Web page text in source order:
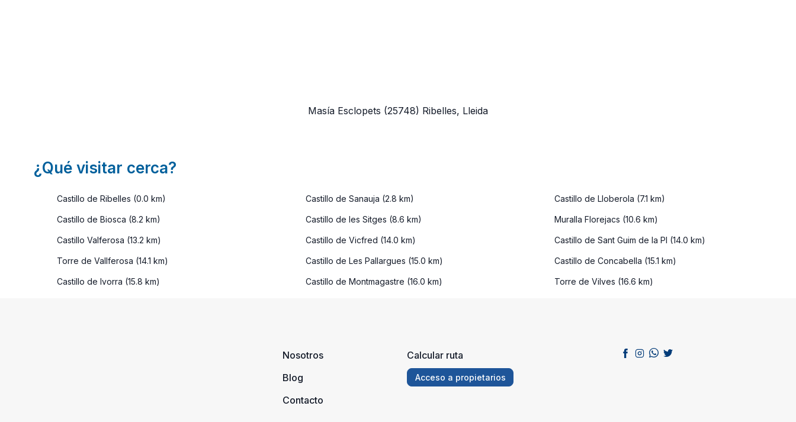
Masía Esclopets (25748) Ribelles, Lleida
¿Qué visitar cerca?
Castillo de Ribelles (0.0 km) Castillo de Sanauja (2.8 km) Castillo de Lloberola (7.1 km)
Castillo de Biosca (8.2 km) Castillo de les Sitges (8.6 km) Muralla Florejacs (10.6 km)
Castillo Valferosa (13.2 km) Castillo de Vicfred (14.0 km) Castillo de Sant Guim de la Pl (14.0 km)
Torre de Vallferosa (14.1 km) Castillo de Les Pallargues (15.0 km) Castillo de Concabella (15.1 km)
Castillo de Ivorra (15.8 km) Castillo de Montmagastre (16.0 km) Torre de Vilves (16.6 km)
Nosotros
Blog
Contacto
Calcular ruta
Acceso a propietarios